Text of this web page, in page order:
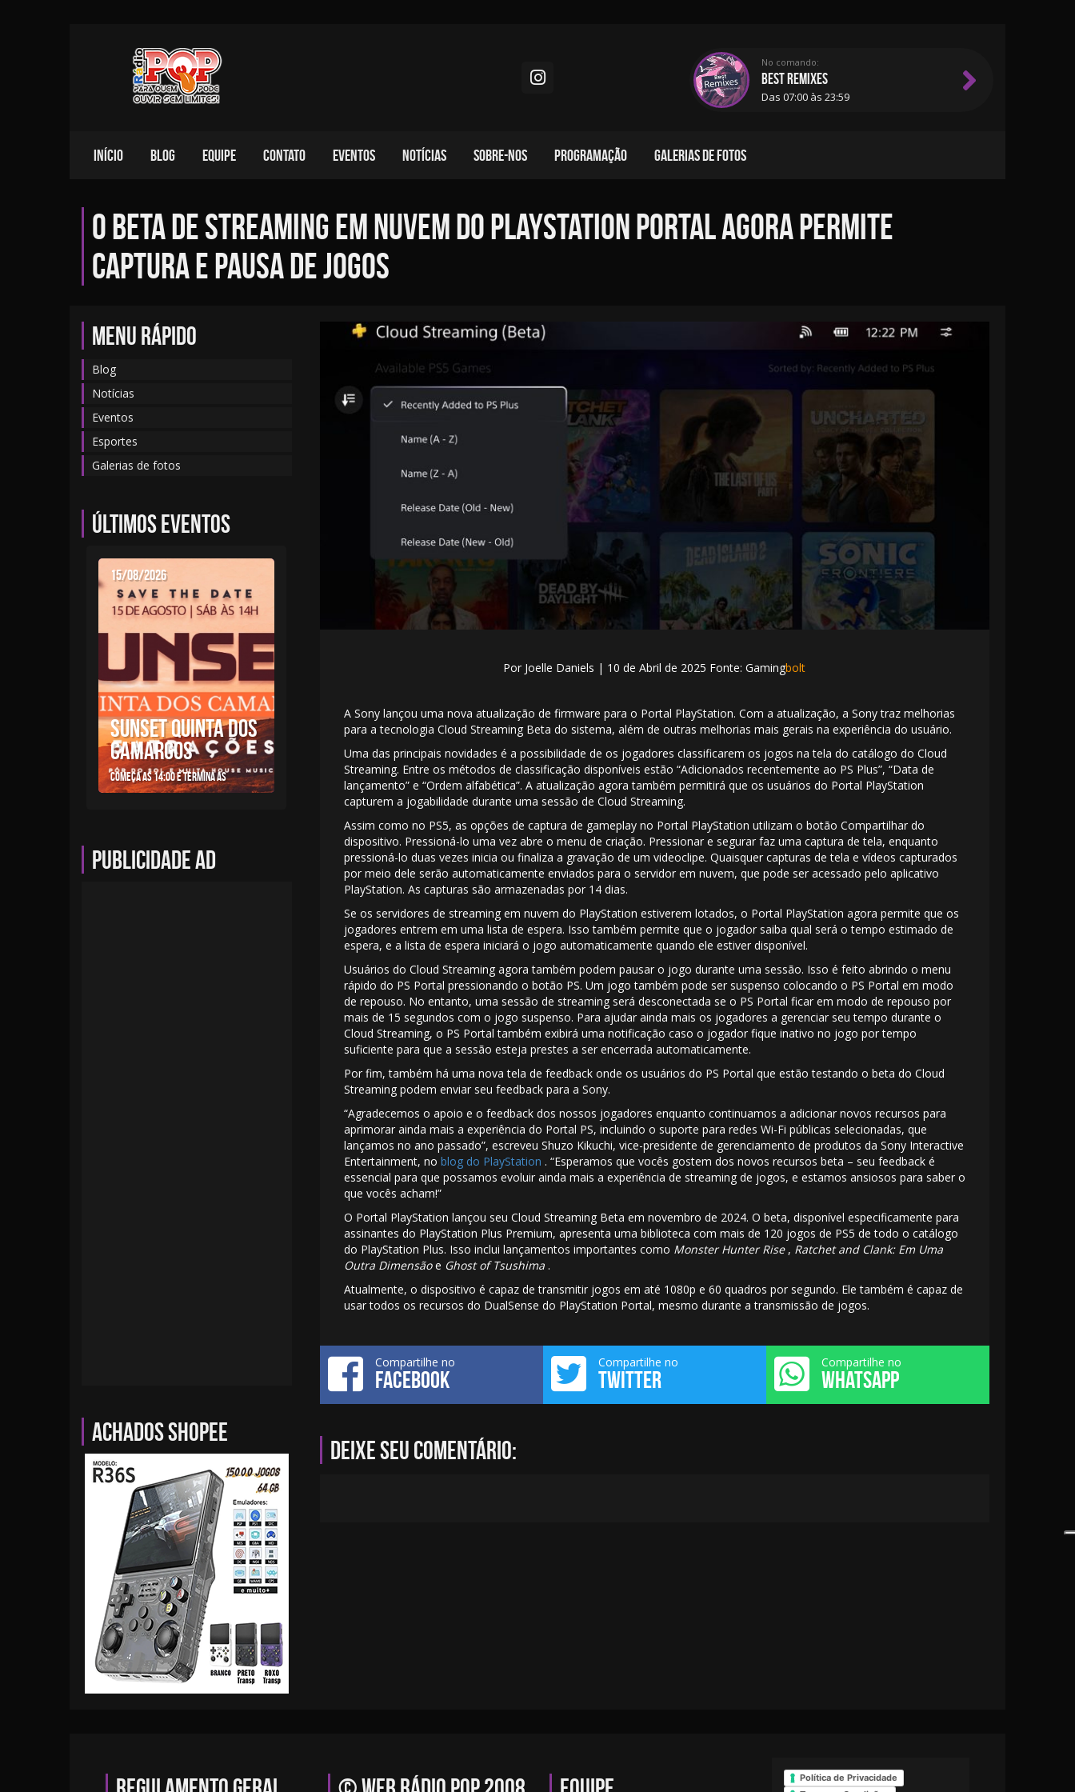
No comando:
BEST REMIXES
Das 07:00 às 23:59
INÍCIO BLOG EQUIPE CONTATO EVENTOS NOTÍCIAS SOBRE-NOS PROGRAMAÇÃO GALERIAS DE FOTOS
O beta de streaming em nuvem do PlayStation Portal agora permite
captura e pausa de jogos
MENU RÁPIDO
Blog
Notícias
Eventos
Esportes
Galerias de fotos
Últimos eventos
15/08/2026
SUNSET QUINTA DOS
CAMARGOS
Começa as 14:00 e termina as
Publicidade AD
Achados Shopee
Por Joelle Daniels | 10de Abril de 2025 Fonte: Gamingbolt
A Sony lançou uma nova atualização de firmware para o Portal PlayStation. Com a atualização, a Sony traz melhorias
para a tecnologia Cloud Streaming Beta do sistema, além de outras melhorias mais gerais na experiência do usuário.
Uma das principais novidades é a possibilidade de os jogadores classificarem os jogos na tela do catálogo do Cloud
Streaming. Entre os métodos de classificação disponíveis estão “Adicionados recentemente ao PS Plus”, “Data de
lançamento” e “Ordem alfabética”. A atualização agora também permitirá que os usuários do Portal PlayStation
capturem a jogabilidade durante uma sessão de Cloud Streaming.
Assim como no PS5, as opções de captura de gameplay no Portal PlayStation utilizam o botão Compartilhar do
dispositivo. Pressioná-lo uma vez abre o menu de criação. Pressionar e segurar faz uma captura de tela, enquanto
pressioná-lo duas vezes inicia ou finaliza a gravação de um videoclipe. Quaisquer capturas de tela e vídeos capturados
por meio dele serão automaticamente enviados para o servidor em nuvem, que pode ser acessado pelo aplicativo
PlayStation. As capturas são armazenadas por 14 dias.
Se os servidores de streaming em nuvem do PlayStation estiverem lotados, o Portal PlayStation agora permite que os
jogadores entrem em uma lista de espera. Isso também permite que o jogador saiba qual será o tempo estimado de
espera, e a lista de espera iniciará o jogo automaticamente quando ele estiver disponível.
Usuários do Cloud Streaming agora também podem pausar o jogo durante uma sessão. Isso é feito abrindo o menu
rápido do PS Portal pressionando o botão PS. Um jogo também pode ser suspenso colocando o PS Portal em modo
de repouso. No entanto, uma sessão de streaming será desconectada se o PS Portal ficar em modo de repouso por
mais de 15 segundos com o jogo suspenso. Para ajudar ainda mais os jogadores a gerenciar seu tempo durante o
Cloud Streaming, o PS Portal também exibirá uma notificação caso o jogador fique inativo no jogo por tempo
suficiente para que a sessão esteja prestes a ser encerrada automaticamente.
Por fim, também há uma nova tela de feedback onde os usuários do PS Portal que estão testando o beta do Cloud
Streaming podem enviar seu feedback para a Sony.
“Agradecemos o apoio e o feedback dos nossos jogadores enquanto continuamos a adicionar novos recursos para
aprimorar ainda mais a experiência do Portal PS, incluindo o suporte para redes Wi-Fi públicas selecionadas, que
lançamos no ano passado”, escreveu Shuzo Kikuchi, vice-presidente de gerenciamento de produtos da Sony Interactive
Entertainment, no blog do PlayStation . “Esperamos que vocês gostem dos novos recursos beta – seu feedback é
essencial para que possamos evoluir ainda mais a experiência de streaming de jogos, e estamos ansiosos para saber o
que vocês acham!”
O Portal PlayStation lançou seu Cloud Streaming Beta em novembro de 2024. O beta, disponível especificamente para
assinantes do PlayStation Plus Premium, apresenta uma biblioteca com mais de 120 jogos de PS5 de todo o catálogo
do PlayStation Plus. Isso inclui lançamentos importantes como Monster Hunter Rise, Ratchet and Clank: Em Uma
Outra Dimensãoe Ghost of Tsushima.
Atualmente, o dispositivo é capaz de transmitir jogos em até 1080p e 60 quadros por segundo. Ele também é capaz de
usar todos os recursos do DualSense do PlayStation Portal, mesmo durante a transmissão de jogos.
Compartilhe no
FACEBOOK
Compartilhe no
TWITTER
Compartilhe no
WHATSAPP
Deixe seu comentário:
Política de Privacidade